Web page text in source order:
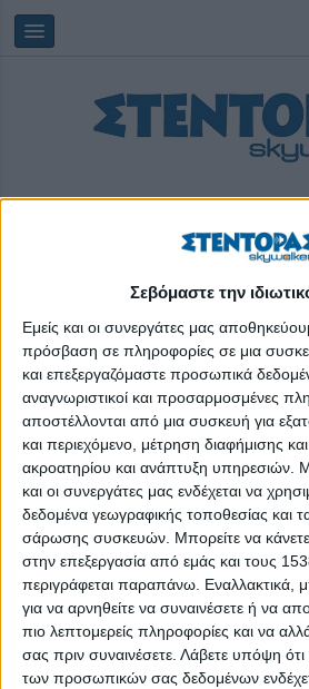
Σεβόμαστε την
Εμείς και οι συνεργάτες μας
πρόσβαση σε πληροφορίες σε μια
και επεξεργαζόμαστε προσωπικά
αναγνωριστικοί και προσαρμοσμένες
αποστέλλονται από μια συσκευή για
και περιεχόμενο, μέτρηση διαφήμισης
ακροατηρίου και ανάπτυξη υπηρεσιών.
και οι συνεργάτες μας ενδέχεται να
δεδομένα γεωγραφικής τοποθεσίας και
σάρωσης συσκευών. Μπορείτε να κάνετε
στην επεξεργασία από εμάς και τους
περιγράφεται παραπάνω. Εναλλακτικά,
για να αρνηθείτε να συναινέσετε ή να
πιο λεπτομερείς πληροφορίες και να
σας πριν συναινέσετε. Λάβετε υπόψη ότι
των προσωπικών σας δεδομένων
Πέμπτη, 06/08/2026
technopolis
Summer Camp στην Τεχνόπολη